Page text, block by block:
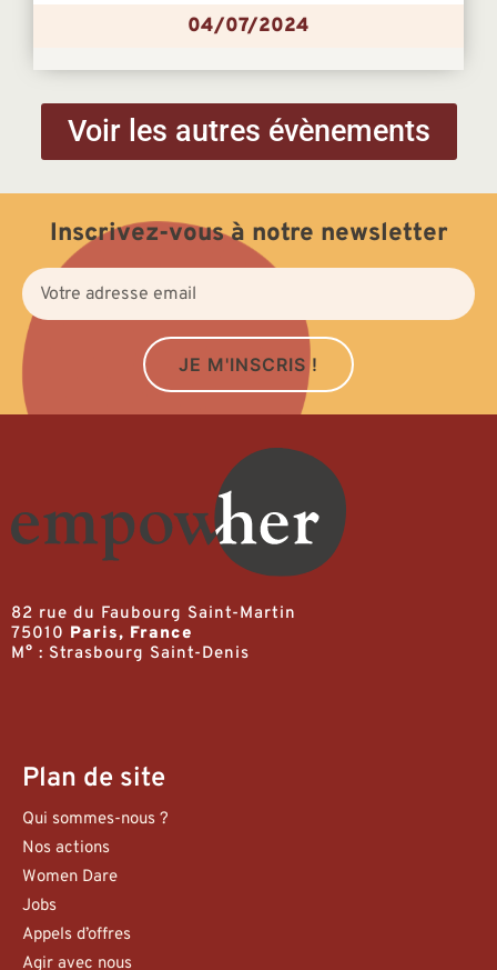
04/07/2024
Voir les autres évènements
Inscrivez-vous à notre newsletter
JE M'INSCRIS !
82 rue du Faubourg Saint-Martin
75010 Paris, France
M° : Strasbourg Saint-Denis
Plan de site
Qui sommes-nous ?
Nos actions
Women Dare
Jobs
Appels d’offres
Agir avec nous